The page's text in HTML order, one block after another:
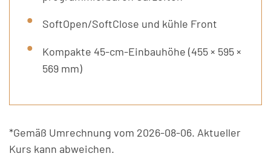
SoftOpen/SoftClose und kühle Front
Kompakte 45-cm-Einbauhöhe (455 × 595 ×
569 mm)
*Gemäß Umrechnung vom 2026-08-06. Aktueller
Kurs kann abweichen.